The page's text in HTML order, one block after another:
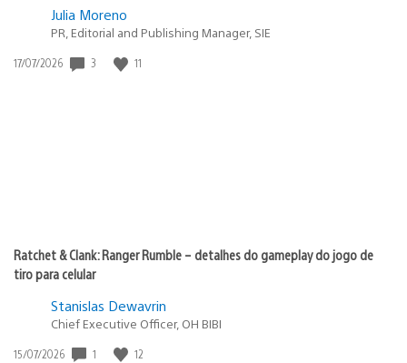
Julia Moreno
PR, Editorial and Publishing Manager, SIE
Data
17/07/2026 3 11
Ratchet & Clank: Ranger Rumble – detalhes do gameplay do jogo de
tiro para celular
Stanislas Dewavrin
Chief Executive Officer, OH BIBI
Data
15/07/2026 1 12